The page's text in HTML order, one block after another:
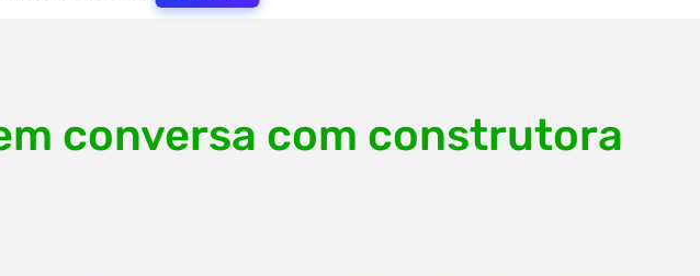
conversa com construtora